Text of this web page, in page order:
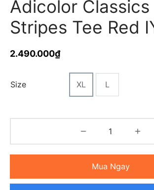
Adicolor
Stripes Tee Red
2.490.000₫
Size XL L
Mua Ngay